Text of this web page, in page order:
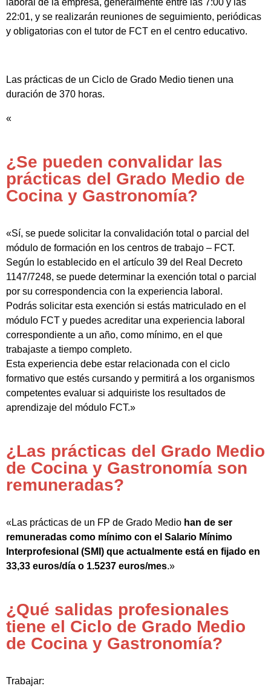
22:01, y se realizarán reuniones de seguimiento, periódicas
y obligatorias con el tutor de FCT en el centro educativo.
Las prácticas de un Ciclo de Grado Medio tienen una
duración de 370 horas.
«
¿Se pueden convalidar las
prácticas del Grado Medio de
Cocina y Gastronomía?
«Sí, se puede solicitar la convalidación total o parcial del
módulo de formación en los centros de trabajo – FCT.
Según lo establecido en el artículo 39 del Real Decreto
1147/7248, se puede determinar la exención total o parcial
por su correspondencia con la experiencia laboral.
Podrás solicitar esta exención si estás matriculado en el
módulo FCT y puedes acreditar una experiencia laboral
correspondiente a un año, como mínimo, en el que
trabajaste a tiempo completo.
Esta experiencia debe estar relacionada con el ciclo
formativo que estés cursando y permitirá a los organismos
competentes evaluar si adquiriste los resultados de
aprendizaje del módulo FCT.»
¿Las prácticas del Grado Medio
de Cocina y Gastronomía son
remuneradas?
«Las prácticas de un FP de Grado Medio han de ser
remuneradas como mínimo con el Salario Mínimo
Interprofesional (SMI) que actualmente está en fijado en
33,33 euros/día o 1.5237 euros/mes.»
¿Qué salidas profesionales
tiene el Ciclo de Grado Medio
de Cocina y Gastronomía?
Trabajar: